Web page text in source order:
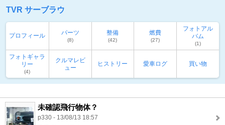
TVR サーブラウ
プロフィール パーツ
(8)
整備
(42)
燃費
(27)
フォトアル
バム
(1)
フォトギャラ
リー
(4)
クルマレビ
ュー
ヒストリー 愛車ログ 買い物
未確認飛行物体？
p330 - 13/08/13 18:57